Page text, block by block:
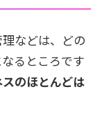
などは、どの
るところです
のほとんどは